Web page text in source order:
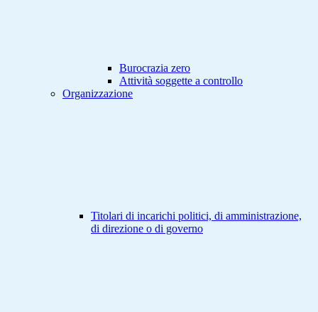
Burocrazia zero
Attività soggette a controllo
Organizzazione
Titolari di incarichi politici, di amministrazione,
di direzione o di governo